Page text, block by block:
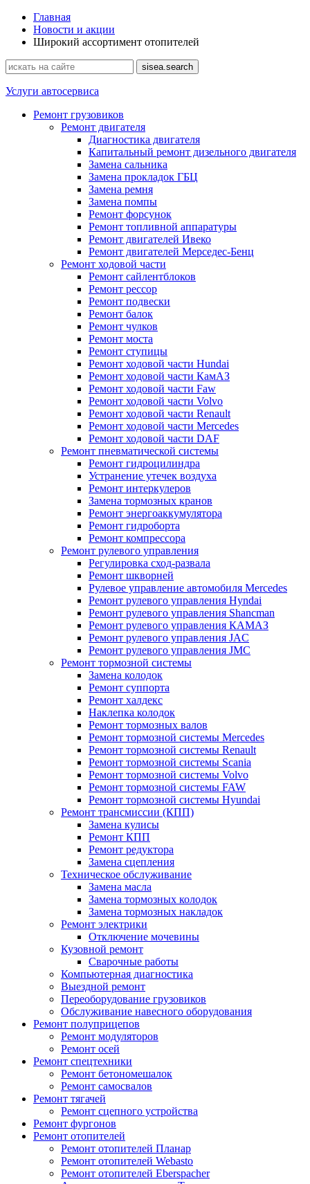
Главная
Новости и акции
Широкий ассортимент отопителей
Услуги автосервиса
Ремонт грузовиков
Ремонт двигателя
Диагностика двигателя
Капитальный ремонт дизельного двигателя
Замена сальника
Замена прокладок ГБЦ
Замена ремня
Замена помпы
Ремонт форсунок
Ремонт топливной аппаратуры
Ремонт двигателей Ивеко
Ремонт двигателей Мерседес-Бенц
Ремонт ходовой части
Ремонт сайлентблоков
Ремонт рессор
Ремонт подвески
Ремонт балок
Ремонт чулков
Ремонт моста
Ремонт ступицы
Ремонт ходовой части Hundai
Ремонт ходовой части КамАЗ
Ремонт ходовой части Faw
Ремонт ходовой части Volvo
Ремонт ходовой части Renault
Ремонт ходовой части Mercedes
Ремонт ходовой части DAF
Ремонт пневматической системы
Ремонт гидроцилиндра
Устранение утечек воздуха
Ремонт интеркулеров
Замена тормозных кранов
Ремонт энергоаккумулятора
Ремонт гидроборта
Ремонт компрессора
Ремонт рулевого управления
Регулировка сход-развала
Ремонт шкворней
Рулевое управление автомобиля Mercedes
Ремонт рулевого управления Hyndai
Ремонт рулевого управления Shancman
Ремонт рулевого управления КАМАЗ
Ремонт рулевого управления JAC
Ремонт рулевого управления JMC
Ремонт тормозной системы
Замена колодок
Ремонт суппорта
Ремонт халдекс
Наклепка колодок
Ремонт тормозных валов
Ремонт тормозной системы Mercedes
Ремонт тормозной системы Renault
Ремонт тормозной системы Scania
Ремонт тормозной системы Volvo
Ремонт тормозной системы FAW
Ремонт тормозной системы Hyundai
Ремонт трансмиссии (КПП)
Замена кулисы
Ремонт КПП
Ремонт редуктора
Замена сцепления
Техническое обслуживание
Замена масла
Замена тормозных колодок
Замена тормозных накладок
Ремонт электрики
Отключение мочевины
Кузовной ремонт
Сварочные работы
Компьютерная диагностика
Выездной ремонт
Переоборудование грузовиков
Обслуживание навесного оборудования
Ремонт полуприцепов
Ремонт модуляторов
Ремонт осей
Ремонт спецтехники
Ремонт бетономешалок
Ремонт самосвалов
Ремонт тягачей
Ремонт сцепного устройства
Ремонт фургонов
Ремонт отопителей
Ремонт отопителей Планар
Ремонт отопителей Webasto
Ремонт отопителей Eberspacher